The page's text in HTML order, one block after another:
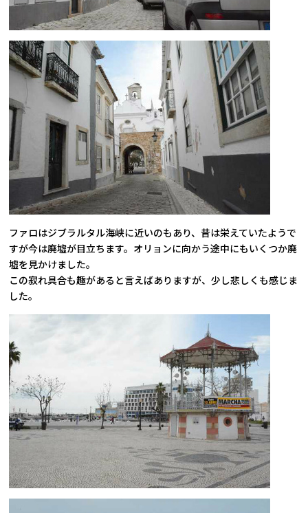
ファロはジブラルタル海峡に近いのもあり、昔は栄えていたようで
すが今は廃墟が目立ちます。オリョンに向かう途中にもいくつか廃
墟を見かけました。
この寂れ具合も趣があると言えばありますが、少し悲しくも感じま
した。